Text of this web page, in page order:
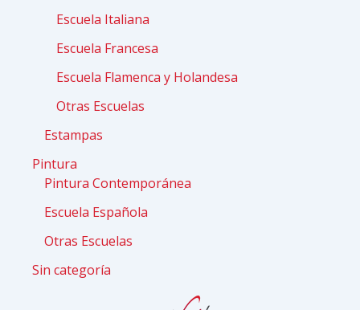
Escuela Italiana
Escuela Francesa
Escuela Flamenca y Holandesa
Otras Escuelas
Estampas
Pintura
Pintura Contemporánea
Escuela Española
Otras Escuelas
Sin categoría